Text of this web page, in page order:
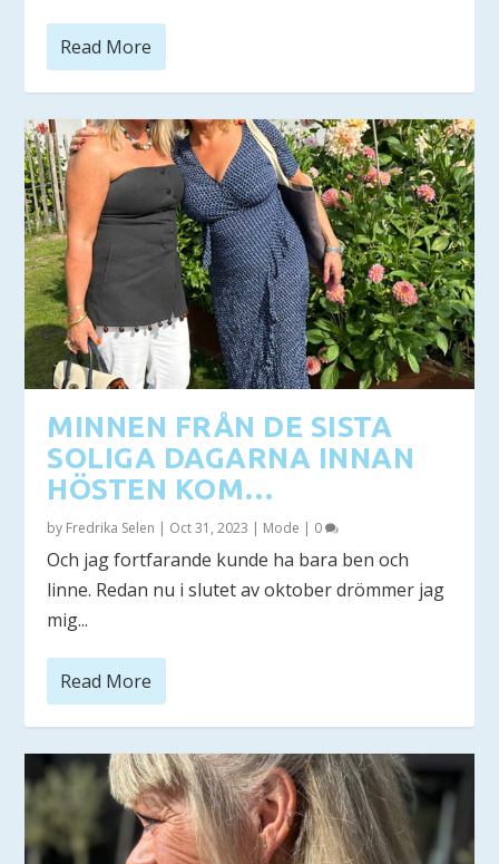
Read More
MINNEN FRÅN DE SISTA
SOLIGA DAGARNA INNAN
HÖSTEN KOM…
by Fredrika Selen | Oct 31, 2023 | Mode | 0
Och jag fortfarande kunde ha bara ben och
linne. Redan nu i slutet av oktober drömmer jag
mig...
Read More